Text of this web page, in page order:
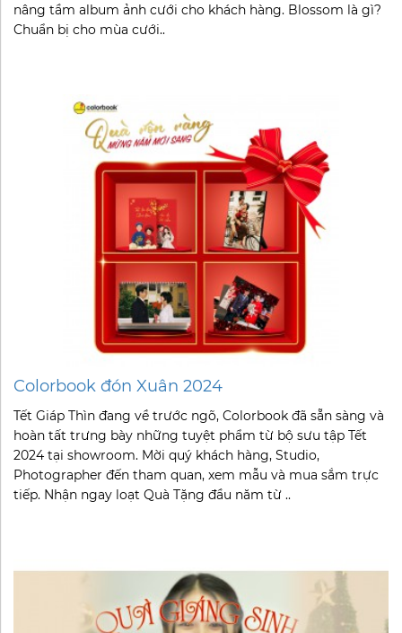
nâng tầm album ảnh cưới cho khách hàng. Blossom là gì?
Chuẩn bị cho mùa cưới..
Colorbook đón Xuân 2024
Tết Giáp Thìn đang về trước ngõ, Colorbook đã sẵn sàng và
hoàn tất trưng bày những tuyệt phẩm từ bộ sưu tập Tết
2024 tại showroom. Mời quý khách hàng, Studio,
Photographer đến tham quan, xem mẫu và mua sắm trực
tiếp. Nhận ngay loạt Quà Tặng đầu năm từ ..